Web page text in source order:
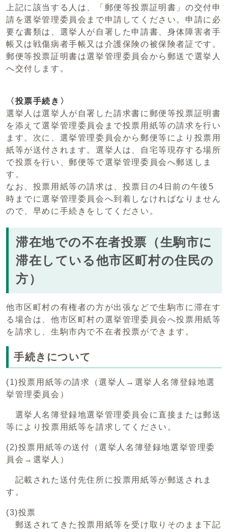
上記に該当する人は、「郵便等投票証明書」の交付申
請を選挙管理委員会まで申請してください。申請に必
要な書類は、選挙人が自署した申請書、身体障害者手
帳又は戦傷病者手帳又は介護保険の被保険者証です。
郵便等投票証明書は選挙管理委員会から郵送で選挙人
へ交付します。
〈投票手続き〉
選挙人は選挙人が自署した請求書に郵便等投票証明書
を添えて選挙管理委員会まで投票用紙等の請求を行い
ます。次に、選挙管理委員会から郵便等により投票用
紙等が送付されます。選挙人は、自宅等現存する場所
で投票を行い、郵便等で選挙管理委員会へ郵送しま
す。
なお、投票用紙等の請求は、投票日の4日前の午後5
時までに選挙管理委員会へ到着しなければなりません
ので、早めに手続きをしてください。
滞在地での不在者投票（生駒市に
滞在している他市区町村の住民の
方）
他市区町村の有権者の方が出張などで生駒市に滞在す
る場合は、他市区町村の選挙管理委員会へ投票用紙等
を請求し、生駒市内で不在者投票ができます。
手続きについて
(1)投票用紙等の請求（選挙人→選挙人名簿登録地選
挙管理委員会）
選挙人名簿登録地選挙管理委員会に直接または郵送
等により投票用紙等を請求してください。
(2)投票用紙等の送付（選挙人名簿登録地選挙管理委
員会→選挙人）
記載された送付先住所に投票用紙等が郵送されま
す。
(3)投票
郵送されてきた投票用紙等を受け取りそのまま下記